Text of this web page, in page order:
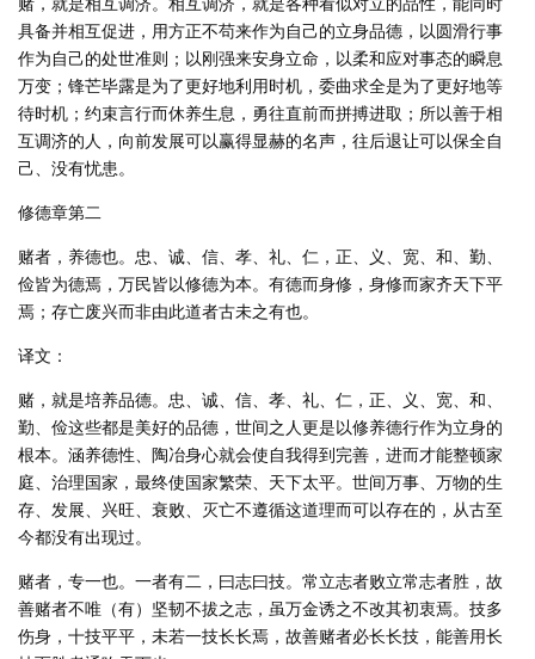
具备并相互促进，用方正不苟来作为自己的立身品德，以圆滑行事
作为自己的处世准则；以刚强来安身立命，以柔和应对事态的瞬息
万变；锋芒毕露是为了更好地利用时机，委曲求全是为了更好地等
待时机；约束言行而休养生息，勇往直前而拼搏进取；所以善于相
互调济的人，向前发展可以赢得显赫的名声，往后退让可以保全自
己、没有忧患。
修德章第二
赌者，养德也。忠、诚、信、孝、礼、仁，正、义、宽、和、勤、
俭皆为德焉，万民皆以修德为本。有德而身修，身修而家齐天下平
焉；存亡废兴而非由此道者古未之有也。
译文：
赌，就是培养品德。忠、诚、信、孝、礼、仁，正、义、宽、和、
勤、俭这些都是美好的品德，世间之人更是以修养德行作为立身的
根本。涵养德性、陶冶身心就会使自我得到完善，进而才能整顿家
庭、治理国家，最终使国家繁荣、天下太平。世间万事、万物的生
存、发展、兴旺、衰败、灭亡不遵循这道理而可以存在的，从古至
今都没有出现过。
赌者，专一也。一者有二，曰志曰技。常立志者败立常志者胜，故
善赌者不唯（有）坚韧不拔之志，虽万金诱之不改其初衷焉。技多
伤身，十技平平，未若一技长长焉，故善赌者必长长技，能善用长